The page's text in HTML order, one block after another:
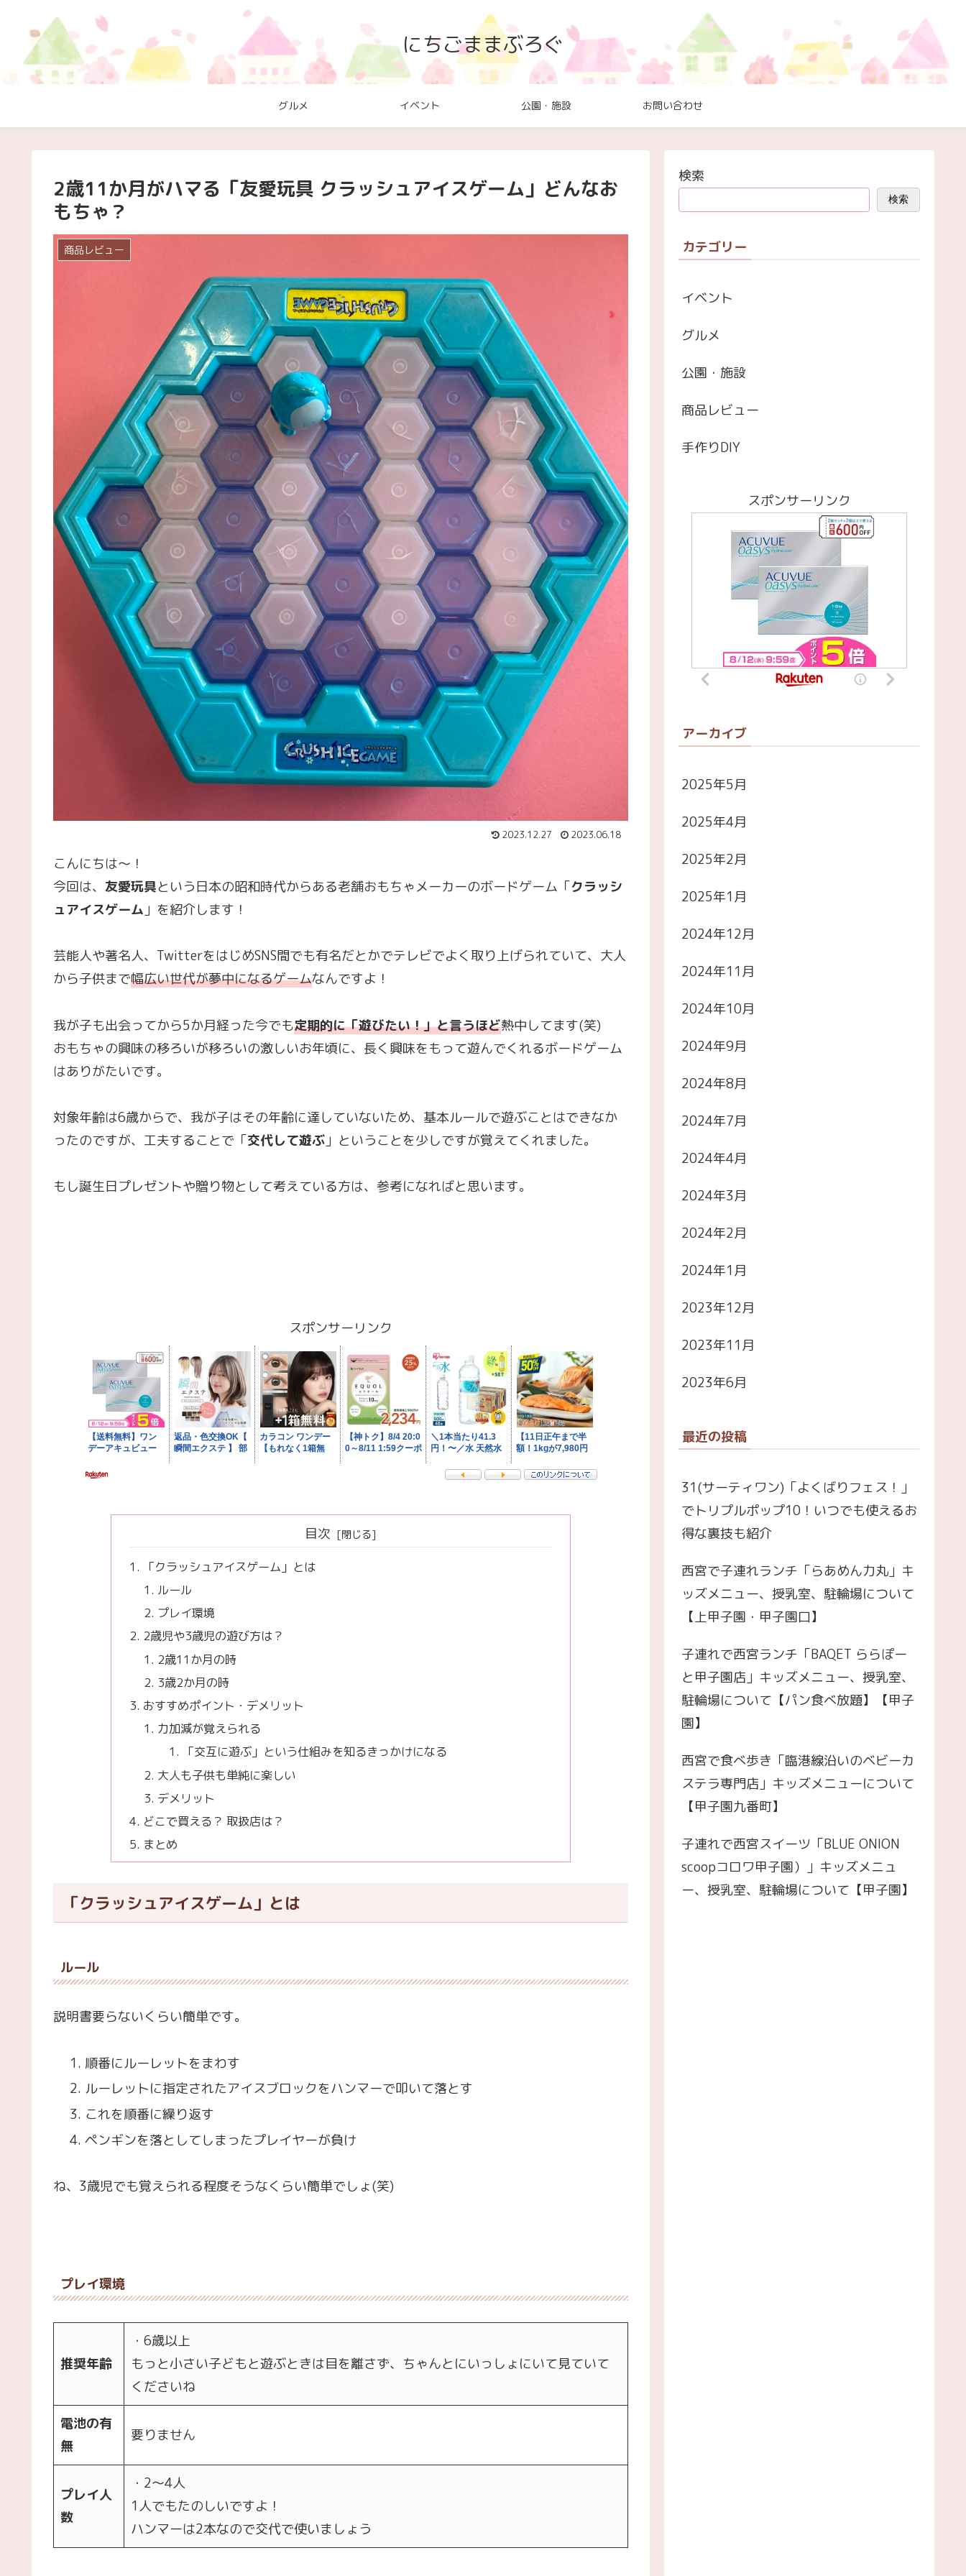
にちごままぶろぐ
グルメ イベント 公園・施設 お問い合わせ
2歳11か月がハマる「友愛玩具 クラッシュアイスゲーム」どんなお
もちゃ？
商品レビュー
2023.12.27 2023.06.18
こんにちは～！
今回は、 友愛玩具という日本の昭和時代からある老舗おもちゃメーカーのボードゲーム「クラッシ
ュアイスゲーム 」を紹介します！
芸能人や著名人、TwitterをはじめSNS間でも有名だとかでテレビでよく取り上げられていて、大人
から子供まで幅広い世代が夢中になるゲームなんですよ！
我が子も出会ってから5か月経った今でも定期的に「遊びたい！」と言うほど熱中してます(笑)
おもちゃの興味の移ろいが移ろいの激しいお年頃に、長く興味をもって遊んでくれるボードゲーム
はありがたいです。
対象年齢は6歳からで、我が子はその年齢に達していないため、基本ルールで遊ぶことはできなか
ったのですが、工夫することで「交代して遊ぶ」ということを少しですが覚えてくれました。
もし誕生日プレゼントや贈り物として考えている方は、参考になればと思います。
スポンサーリンク
目次
「クラッシュアイスゲーム」とは
ルール
プレイ環境
2歳児や3歳児の遊び方は？
2歳11か月の時
3歳2か月の時
おすすめポイント・デメリット
力加減が覚えられる
「交互に遊ぶ」という仕組みを知るきっかけになる
大人も子供も単純に楽しい
デメリット
どこで買える？ 取扱店は？
まとめ
「クラッシュアイスゲーム」とは
ルール
説明書要らないくらい簡単です。
順番にルーレットをまわす
ルーレットに指定されたアイスブロックをハンマーで叩いて落とす
これを順番に繰り返す
ペンギンを落としてしまったプレイヤーが負け
ね、3歳児でも覚えられる程度そうなくらい簡単でしょ(笑)
プレイ環境
推奨年齢
・6歳以上
もっと小さい子どもと遊ぶときは目を離さず、ちゃんとにいっしょにいて見ていて
くださいね
電池の有
無
要りません
プレイ人
数
・2～4人
1人でもたのしいですよ！
ハンマーは2本なので交代で使いましょう
検索
検索
カテゴリー
イベント
グルメ
公園・施設
商品レビュー
手作りDIY
スポンサーリンク
アーカイブ
2025年5月
2025年4月
2025年2月
2025年1月
2024年12月
2024年11月
2024年10月
2024年9月
2024年8月
2024年7月
2024年4月
2024年3月
2024年2月
2024年1月
2023年12月
2023年11月
2023年6月
最近の投稿
31(サーティワン)「よくばりフェス！」
でトリプルポップ10！いつでも使えるお
得な裏技も紹介
西宮で子連れランチ「らあめん力丸」キ
ッズメニュー、授乳室、駐輪場について
【上甲子園・甲子園口】
子連れで西宮ランチ「BAQET ららぽー
と甲子園店」キッズメニュー、授乳室、
駐輪場について【パン食べ放題】【甲子
園】
西宮で食べ歩き「臨港線沿いのベビーカ
ステラ専門店」キッズメニューについて
【甲子園九番町】
子連れで西宮スイーツ「BLUE ONION
scoopコロワ甲子園）」キッズメニュ
ー、授乳室、駐輪場について【甲子園】